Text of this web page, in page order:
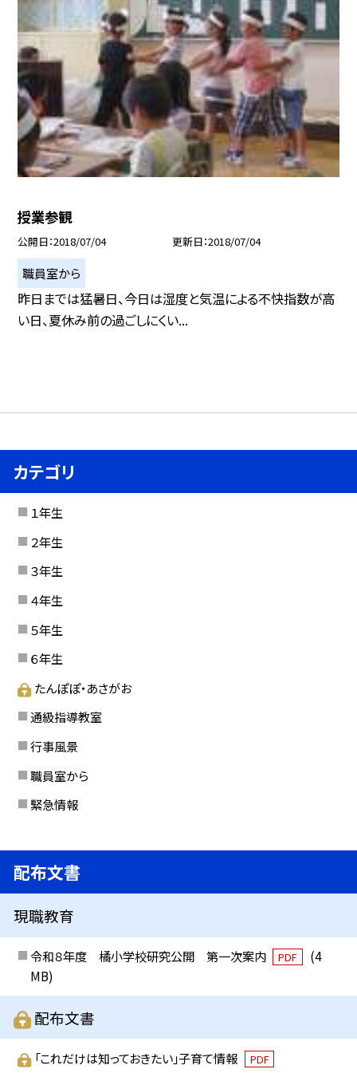
授業参観
公開日 2018/07/04 更新日 2018/07/04
職員室から
昨日までは猛暑日、今日は湿度と気温による不快指数が高
い日、夏休み前の過ごしにくい...
カテゴリ
１年生
２年生
３年生
４年生
５年生
６年生
たんぽぽ・あさがお
通級指導教室
行事風景
職員室から
緊急情報
配布文書
現職教育
令和８年度 橘小学校研究公開 第一次案内 PDF
(4
MB)
配布文書
「これだけは知っておきたい」子育て情報 PDF